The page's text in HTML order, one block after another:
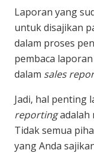
Laporan yang
untuk disajikan
dalam proses
pembaca
dalam sales
Jadi, hal penting
reportingadalah
Tidak semua
yang Anda